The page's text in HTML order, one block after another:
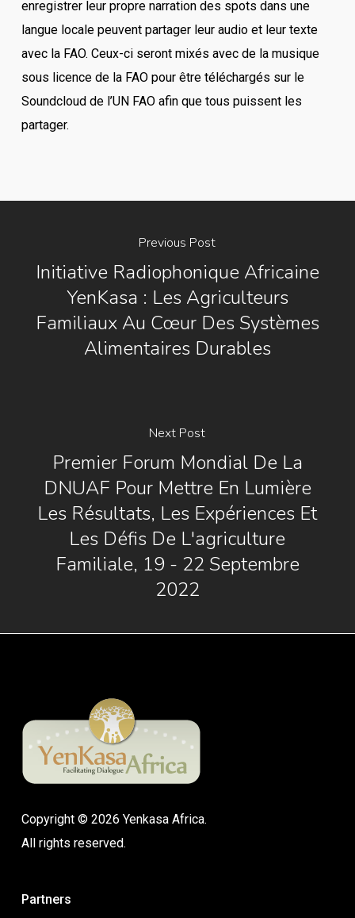
enregistrer leur propre narration des spots dans une
langue locale peuvent partager leur audio et leur texte
avec la FAO. Ceux-ci seront mixés avec de la musique
sous licence de la FAO pour être téléchargés sur le
Soundcloud de l’UN FAO afin que tous puissent les
partager.
Previous Post
Initiative Radiophonique Africaine
YenKasa : Les Agriculteurs
Familiaux Au Cœur Des Systèmes
Alimentaires Durables
Next Post
Premier Forum Mondial De La
DNUAF Pour Mettre En Lumière
Les Résultats, Les Expériences Et
Les Défis De L'agriculture
Familiale, 19 - 22 Septembre
2022
Copyright © 2026 Yenkasa Africa.
All rights reserved.
Partners